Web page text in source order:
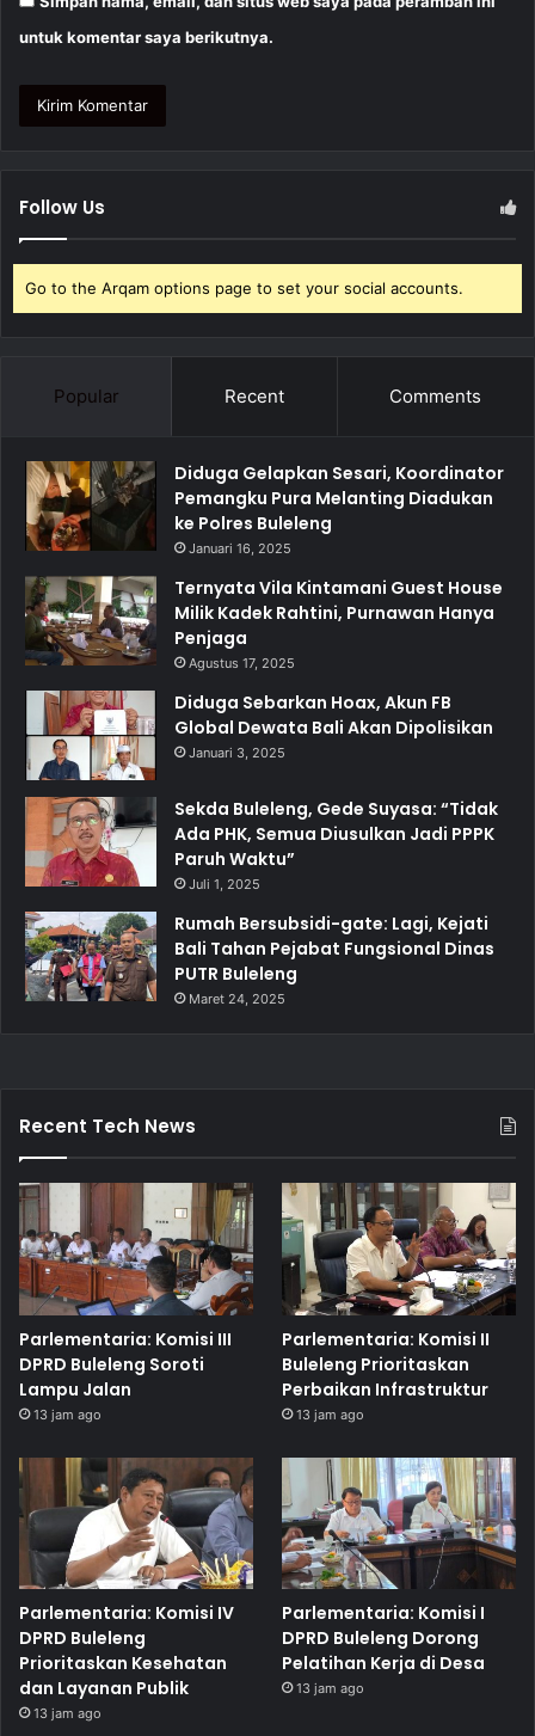
untuk komentar saya berikutnya.
Follow Us
Go to the Arqam options page to set your social accounts.
Popular Recent Comments
Diduga Gelapkan Sesari, Koordinator
Pemangku Pura Melanting Diadukan
ke Polres Buleleng
Januari 16, 2025
Ternyata Vila Kintamani Guest House
Milik Kadek Rahtini, Purnawan Hanya
Penjaga
Agustus 17, 2025
Diduga Sebarkan Hoax, Akun FB
Global Dewata Bali Akan Dipolisikan
Januari 3, 2025
Sekda Buleleng, Gede Suyasa: “Tidak
Ada PHK, Semua Diusulkan Jadi PPPK
Paruh Waktu”
Juli 1, 2025
Rumah Bersubsidi-gate: Lagi, Kejati
Bali Tahan Pejabat Fungsional Dinas
PUTR Buleleng
Maret 24, 2025
Recent Tech News
Parlementaria: Komisi III
DPRD Buleleng Soroti
Lampu Jalan
13 jam ago
Parlementaria: Komisi II
Buleleng Prioritaskan
Perbaikan Infrastruktur
13 jam ago
Parlementaria: Komisi IV
DPRD Buleleng
Prioritaskan Kesehatan
dan Layanan Publik
13 jam ago
Parlementaria: Komisi I
DPRD Buleleng Dorong
Pelatihan Kerja di Desa
13 jam ago